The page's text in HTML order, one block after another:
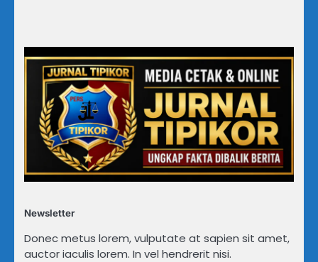
Newsletter
Donec metus lorem, vulputate at sapien sit amet,
auctor iaculis lorem. In vel hendrerit nisi.